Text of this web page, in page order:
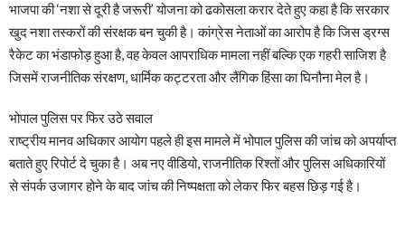
भाजपा की ‘नशा से दूरी है जरूरी’ योजना को ढकोसला करार देते हुए कहा है कि सरकार
खुद नशा तस्करों की संरक्षक बन चुकी है। कांग्रेस नेताओं का आरोप है कि जिस ड्रग्स
रैकेट का भंडाफोड़ हुआ है, वह केवल आपराधिक मामला नहीं बल्कि एक गहरी साजिश है
जिसमें राजनीतिक संरक्षण, धार्मिक कट्टरता और लैंगिक हिंसा का घिनौना मेल है।
भोपाल पुलिस पर फिर उठे सवाल
राष्ट्रीय मानव अधिकार आयोग पहले ही इस मामले में भोपाल पुलिस की जांच को अपर्याप्त
बताते हुए रिपोर्ट दे चुका है। अब नए वीडियो, राजनीतिक रिश्तों और पुलिस अधिकारियों
से संपर्क उजागर होने के बाद जांच की निष्पक्षता को लेकर फिर बहस छिड़ गई है।